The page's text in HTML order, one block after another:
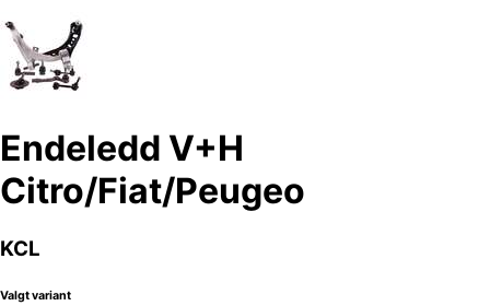
Endeledd V+H
Citro/Fiat/Peugeo
KCL
Valgt variant